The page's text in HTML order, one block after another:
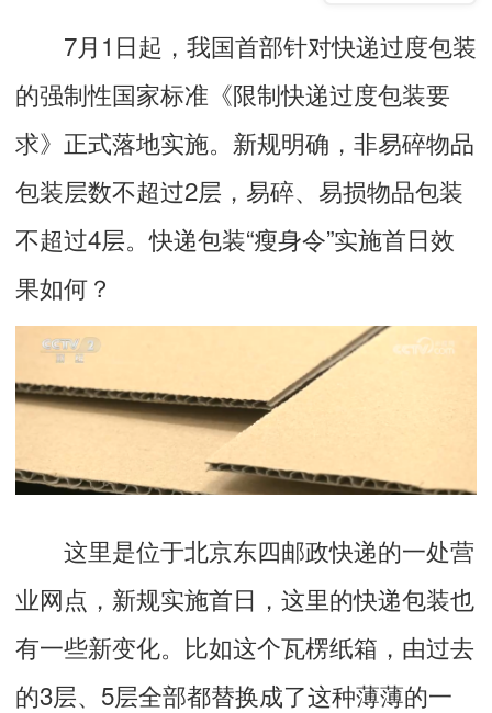
7月1日起，我国首部针对快递过度包装
的强制性国家标准《限制快递过度包装要
求》正式落地实施。新规明确，非易碎物品
包装层数不超过2层，易碎、易损物品包装
不超过4层。快递包装“瘦身令”实施首日效
果如何？
这里是位于北京东四邮政快递的一处营
业网点，新规实施首日，这里的快递包装也
有一些新变化。比如这个瓦楞纸箱，由过去
的3层、5层全部都替换成了这种薄薄的一